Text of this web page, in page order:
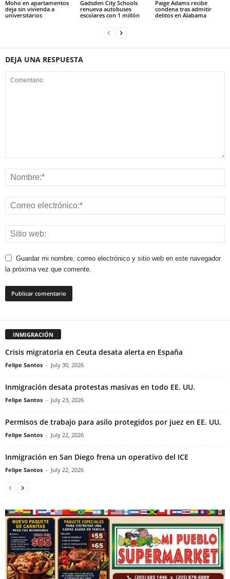
Moho en apartamentos
deja sin vivienda a
universitarios
Gadsden City Schools
renueva autobuses
escolares con 1 millón
Paige Adams recibe
condena tras admitir
delitos en Alabama
DEJA UNA RESPUESTA
Guardar mi nombre, correo electrónico y sitio web en este navegador
la próxima vez que comente.
INMIGRACIÓN
Crisis migratoria en Ceuta desata alerta en España
Felipe Santos - July 30, 2026
Inmigración desata protestas masivas en todo EE. UU.
Felipe Santos - July 23, 2026
Permisos de trabajo para asilo protegidos por juez en EE. UU.
Felipe Santos - July 22, 2026
Inmigración en San Diego frena un operativo del ICE
Felipe Santos - July 22, 2026